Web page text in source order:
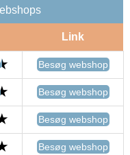
Link
Besøg webshop
Besøg webshop
Besøg webshop
Besøg webshop